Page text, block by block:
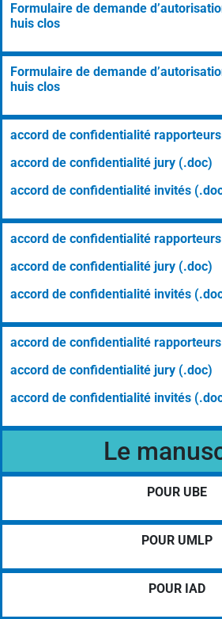
Formulaire de demande
huis clos
Formulaire de demande
huis clos
accord de confidentialité
accord de confidentialité jury (.doc)
accord de confidentialité invités
accord de confidentialité
accord de confidentialité jury (.doc)
accord de confidentialité invités
accord de confidentialité
accord de confidentialité jury (.doc)
accord de confidentialité invités
Le
POUR UBE
POUR UMLP
POUR IAD